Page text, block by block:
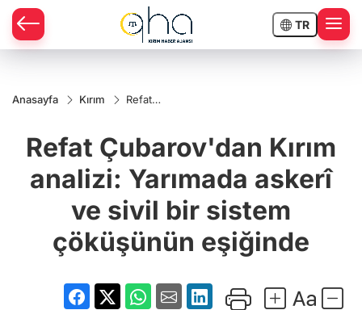
TR
Anasayfa Kırım
Refat
Yarımada
askerî ve
sistem
çöküşünün
eşiğinde
Refat Çubarov'dan Kırım
analizi: Yarımada askerî
ve sivil bir sistem
çöküşünün eşiğinde